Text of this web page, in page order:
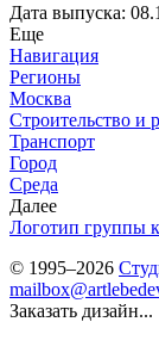
Дата выпуска:
Еще
Навигация
Регионы
Москва
Строительство и
Транспорт
Город
Среда
Далее
Логотип группы
© 1995–2026
Заказать дизайн...